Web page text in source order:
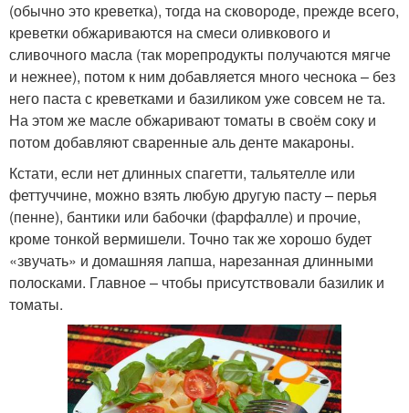
(обычно это креветка), тогда на сковороде, прежде всего,
креветки обжариваются на смеси оливкового и
сливочного масла (так морепродукты получаются мягче
и нежнее), потом к ним добавляется много чеснока – без
него паста с креветками и базиликом уже совсем не та.
На этом же масле обжаривают томаты в своём соку и
потом добавляют сваренные аль денте макароны.
Кстати, если нет длинных спагетти, тальятелле или
феттуччине, можно взять любую другую пасту – перья
(пенне), бантики или бабочки (фарфалле) и прочие,
кроме тонкой вермишели. Точно так же хорошо будет
«звучать» и домашняя лапша, нарезанная длинными
полосками. Главное – чтобы присутствовали базилик и
томаты.